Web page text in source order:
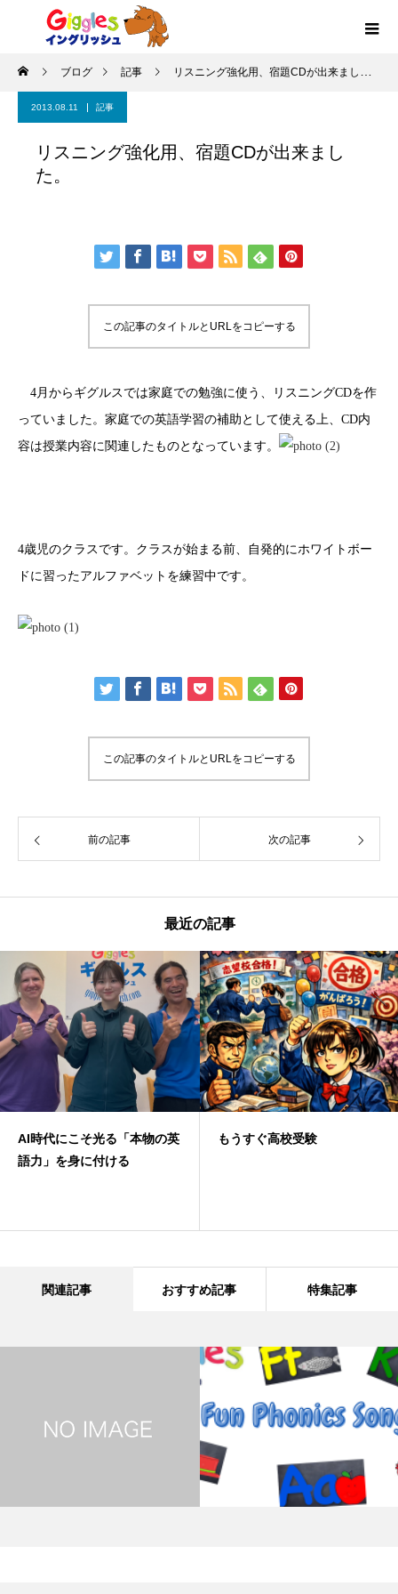
ブログ 記事 リスニング強化用、宿題CDが出来ました。
2013.08.11 記事
リスニング強化用、宿題CDが出来まし
た。
この記事のタイトルとURLをコピーする
4月からギグルスでは家庭での勉強に使う、リスニングCDを作
っていました。家庭での英語学習の補助として使える上、CD内
容は授業内容に関連したものとなっています。
4歳児のクラスです。クラスが始まる前、自発的にホワイトボー
ドに習ったアルファベットを練習中です。
この記事のタイトルとURLをコピーする
前の記事 次の記事
最近の記事
AI時代にこそ光る「本物の英
語力」を身に付ける
もうすぐ高校受験
関連記事 おすすめ記事 特集記事